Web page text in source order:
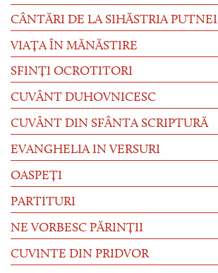
CÂNTĂRI DE LA SIHĂSTRIA PUTNEI
VIAȚA ÎN MĂNĂSTIRE
SFINȚI OCROTITORI
CUVÂNT DUHOVNICESC
CUVÂNT DIN SFÂNTA SCRIPTURĂ
EVANGHELIA IN VERSURI
OASPEȚI
PARTITURI
NE VORBESC PĂRINȚII
CUVINTE DIN PRIDVOR